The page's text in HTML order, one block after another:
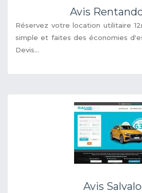
Avis
Réservez votre location utilitaire
simple et faites des économies
Devis...
Avis